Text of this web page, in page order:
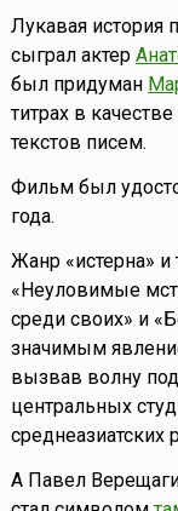
Лукавая история
сыграл актер
был придуман
титрах в
текстов писем.
Фильм был
года.
Жанр «истерна» и
«Неуловимые
среди своих» и
значимым
вызвав волну
центральных
среднеазиатских
А Павел